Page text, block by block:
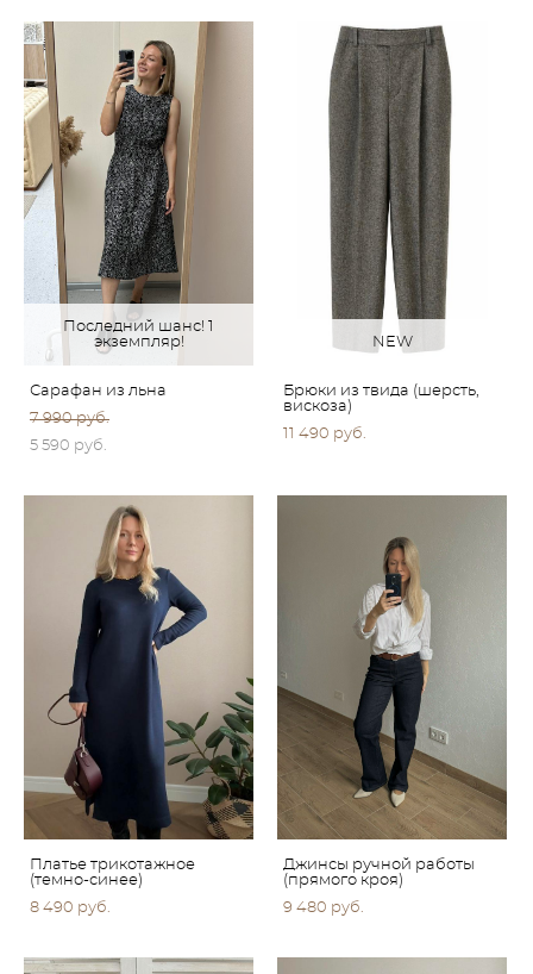
Последний шанс! 1
экземпляр!
Сарафан из льна
7 990 pуб.
5 590 pуб.
NEW
Брюки из твида (шерсть,
вискоза)
11 490 pуб.
Платье трикотажное
(темно-синее)
8 490 pуб.
Джинсы ручной работы
(прямого кроя)
9 480 pуб.